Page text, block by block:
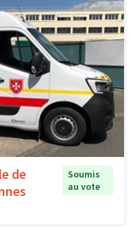
de
Soumis
au vote